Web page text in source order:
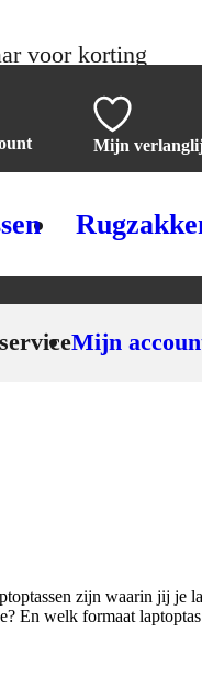
voor korting
Mijn
Mijn
zijn waarin jij je
En welk formaat